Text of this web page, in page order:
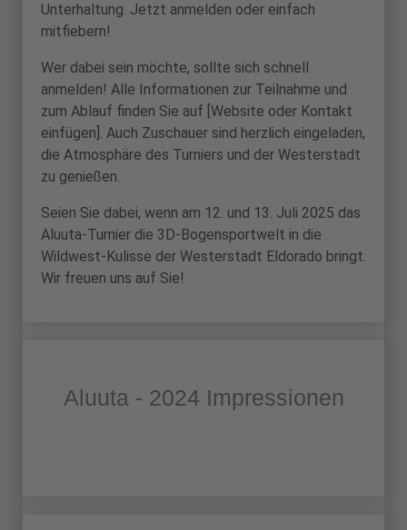
Unterhaltung. Jetzt anmelden oder einfach
mitfiebern!
Wer dabei sein möchte, sollte sich schnell
anmelden! Alle Informationen zur Teilnahme und
zum Ablauf finden Sie auf [Website oder Kontakt
einfügen]. Auch Zuschauer sind herzlich eingeladen,
die Atmosphäre des Turniers und der Westerstadt
zu genießen.
Seien Sie dabei, wenn am 12. und 13. Juli 2025 das
Aluuta-Turnier die 3D-Bogensportwelt in die
Wildwest-Kulisse der Westerstadt Eldorado bringt.
Wir freuen uns auf Sie!
Aluuta - 2024 Impressionen